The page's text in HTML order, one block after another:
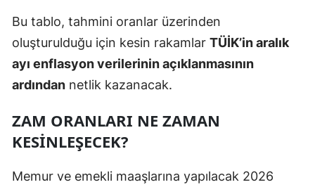
Bu tablo, tahmini oranlar üzerinden
oluşturulduğu için kesin rakamlar TÜİK’in aralık
ayı enflasyon verilerinin açıklanmasının
ardından netlik kazanacak.
ZAM ORANLARI NE ZAMAN
KESINLEŞECEK?
Memur ve emekli maaşlarına yapılacak 2026